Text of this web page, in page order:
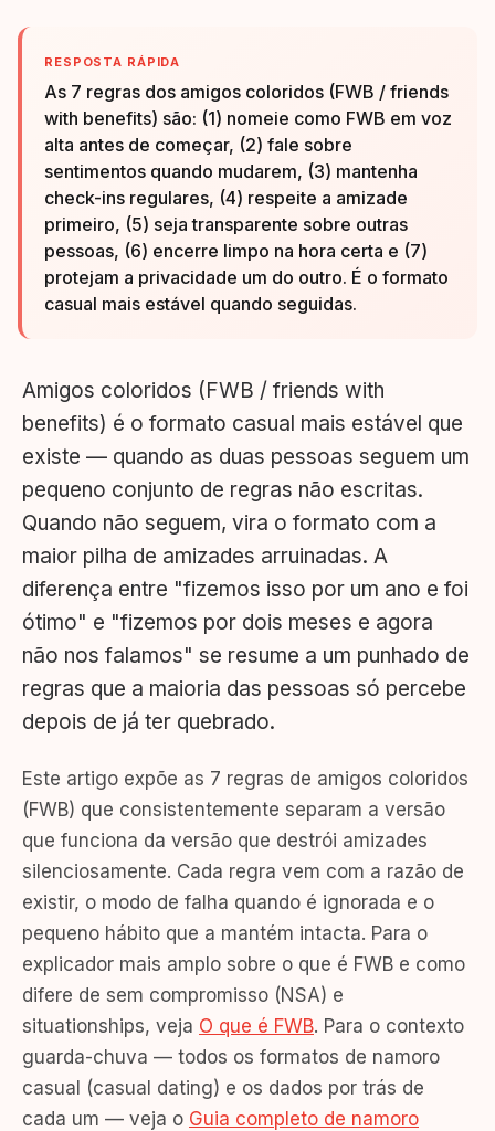
RESPOSTA RÁPIDA
As 7 regras dos amigos coloridos (FWB / friends
with benefits) são: (1) nomeie como FWB em voz
alta antes de começar, (2) fale sobre
sentimentos quando mudarem, (3) mantenha
check-ins regulares, (4) respeite a amizade
primeiro, (5) seja transparente sobre outras
pessoas, (6) encerre limpo na hora certa e (7)
protejam a privacidade um do outro. É o formato
casual mais estável quando seguidas.
Amigos coloridos (FWB / friends with
benefits) é o formato casual mais estável que
existe — quando as duas pessoas seguem um
pequeno conjunto de regras não escritas.
Quando não seguem, vira o formato com a
maior pilha de amizades arruinadas. A
diferença entre "fizemos isso por um ano e foi
ótimo" e "fizemos por dois meses e agora
não nos falamos" se resume a um punhado de
regras que a maioria das pessoas só percebe
depois de já ter quebrado.
Este artigo expõe as 7 regras de amigos coloridos
(FWB) que consistentemente separam a versão
que funciona da versão que destrói amizades
silenciosamente. Cada regra vem com a razão de
existir, o modo de falha quando é ignorada e o
pequeno hábito que a mantém intacta. Para o
explicador mais amplo sobre o que é FWB e como
difere de sem compromisso (NSA) e
situationships, veja O que é FWB. Para o contexto
guarda-chuva — todos os formatos de namoro
casual (casual dating) e os dados por trás de
cada um — veja o Guia completo de namoro